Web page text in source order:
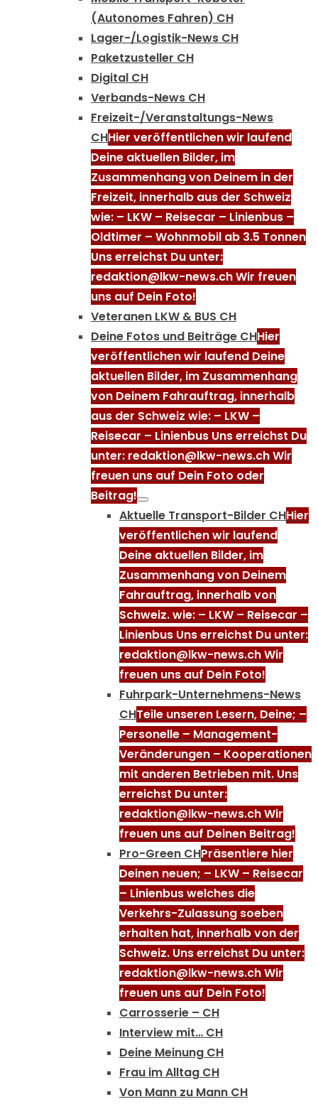
(Autonomes Fahren) CH
Lager-/Logistik-News CH
Paketzusteller CH
Digital CH
Verbands-News CH
Freizeit-/Veranstaltungs-News
CHHier veröffentlichen wir laufend
Deine aktuellen Bilder, im
Zusammenhang von Deinem in der
Freizeit, innerhalb aus der Schweiz
wie: – LKW – Reisecar – Linienbus –
Oldtimer – Wohnmobil ab 3.5 Tonnen
Uns erreichst Du unter:
redaktion@lkw-news.ch Wir freuen
uns auf Dein Foto!
Veteranen LKW & BUS CH
Deine Fotos und Beiträge CHHier
veröffentlichen wir laufend Deine
aktuellen Bilder, im Zusammenhang
von Deinem Fahrauftrag, innerhalb
aus der Schweiz wie: – LKW –
Reisecar – Linienbus Uns erreichst Du
unter: redaktion@lkw-news.ch Wir
freuen uns auf Dein Foto oder
Beitrag!
Aktuelle Transport-Bilder CHHier
veröffentlichen wir laufend
Deine aktuellen Bilder, im
Zusammenhang von Deinem
Fahrauftrag, innerhalb von
Schweiz. wie: – LKW – Reisecar –
Linienbus Uns erreichst Du unter:
redaktion@lkw-news.ch Wir
freuen uns auf Dein Foto!
Fuhrpark-Unternehmens-News
CHTeile unseren Lesern, Deine; –
Personelle – Management-
Veränderungen – Kooperationen
mit anderen Betrieben mit. Uns
erreichst Du unter:
redaktion@lkw-news.ch Wir
freuen uns auf Deinen Beitrag!
Pro-Green CHPräsentiere hier
Deinen neuen; – LKW – Reisecar
– Linienbus welches die
Verkehrs-Zulassung soeben
erhalten hat, innerhalb von der
Schweiz. Uns erreichst Du unter:
redaktion@lkw-news.ch Wir
freuen uns auf Dein Foto!
Carrosserie – CH
Interview mit… CH
Deine Meinung CH
Frau im Alltag CH
Von Mann zu Mann CH